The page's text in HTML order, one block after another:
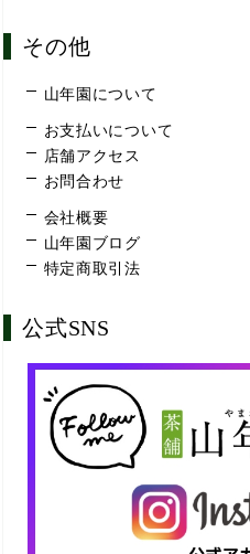
その他
山年園について
お支払いについて
店舗アクセス
お問合わせ
会社概要
山年園ブログ
特定商取引法
公式SNS